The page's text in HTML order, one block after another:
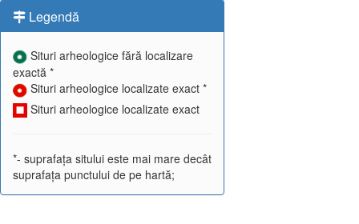
Legendă
Situri arheologice fără localizare
exactă *
Situri arheologice localizate exact *
Situri arheologice localizate exact
*- suprafața sitului este mai mare decât
suprafața punctului de pe hartă;